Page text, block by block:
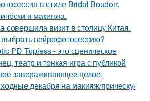
в стиле Bridal Boudoir.
и макияжа.
совершила визит в столицу Китая.
нейрофотосессию?
PD Topless - это сценическое
театр и тонкая игра с публикой
завораживающее целое.
декабря на макияж/прическу/